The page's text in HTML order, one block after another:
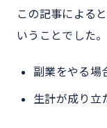
この記事による
いうことでした。
副業をやる場
生計が成り立